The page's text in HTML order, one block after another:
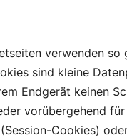
verwenden so
sind kleine
Endgerät keinen
vorübergehend
Cookies)